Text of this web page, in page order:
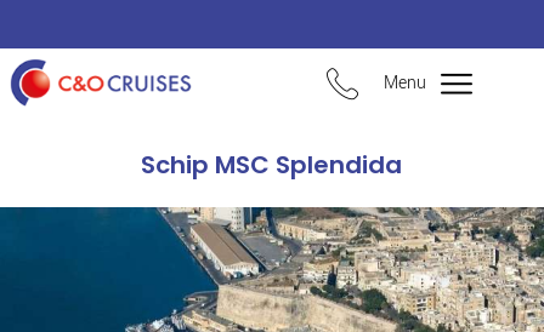
Menu
Schip MSC Splendida